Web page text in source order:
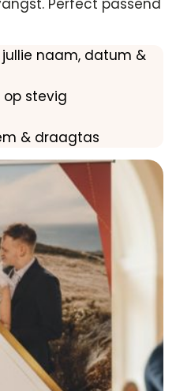
naam, datum &
stevig
& draagtas